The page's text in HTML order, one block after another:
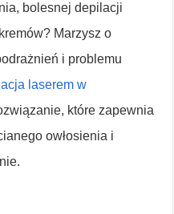
bolesnej depilacji
Marzysz o
i problemu
laserem w
które zapewnia
owłosienia i